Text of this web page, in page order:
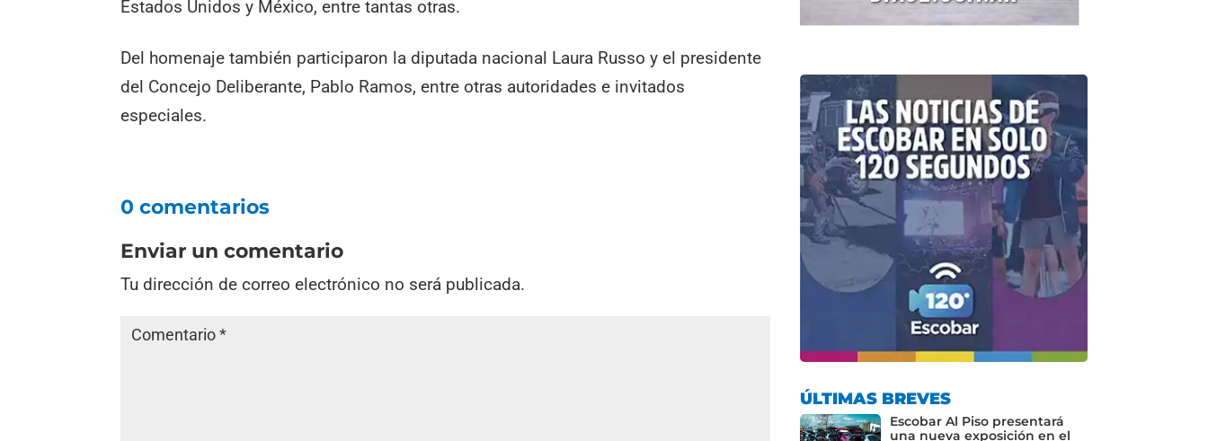
Estados Unidos y México, entre tantas otras.
Del homenaje también participaron la diputada nacional Laura Russo y el presidente
del Concejo Deliberante, Pablo Ramos, entre otras autoridades e invitados
especiales.
0 comentarios
Enviar un comentario
Tu dirección de correo electrónico no será publicada.
ÚLTIMAS BREVES
Escobar Al Piso presentará
una nueva exposición en el